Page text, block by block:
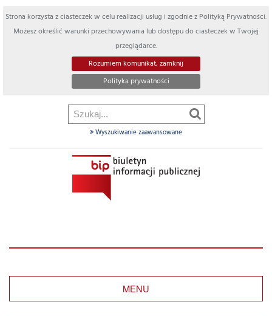
Strona korzysta z ciasteczek w celu realizacji usług i zgodnie z Polityką Prywatności.
Możesz określić warunki przechowywania lub dostępu do ciasteczek w Twojej
przeglądarce.
Rozumiem komunikat, zamknij
Polityka prywatności
Wyszukiwanie zaawansowane
MENU